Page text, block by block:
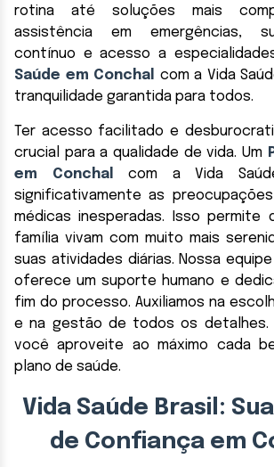
rotina até soluções mais
assistência em emergências,
contínuo e acesso a
Saúde em Conchal
com a Vida
tranquilidade garantida para todos.
Ter acesso facilitado e
crucial para a qualidade de vida. Um
em Conchal
com a Vida
significativamente as
médicas inesperadas. Isso permite
família vivam com muito mais
suas atividades diárias. Nossa
oferece um suporte humano e
fim do processo. Auxiliamos na
e na gestão de todos os detalhes.
você aproveite ao máximo cada
plano de saúde.
Vida Saúde Brasil:
de Confiança em